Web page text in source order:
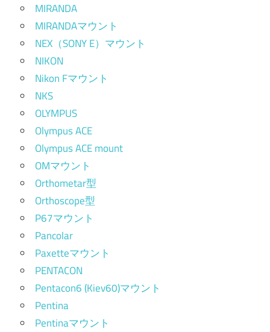
MIRANDA
MIRANDAマウント
NEX（SONY E）マウント
NIKON
Nikon Fマウント
NKS
OLYMPUS
Olympus ACE
Olympus ACE mount
OMマウント
Orthometar型
Orthoscope型
P67マウント
Pancolar
Paxetteマウント
PENTACON
Pentacon6 (Kiev60)マウント
Pentina
Pentinaマウント